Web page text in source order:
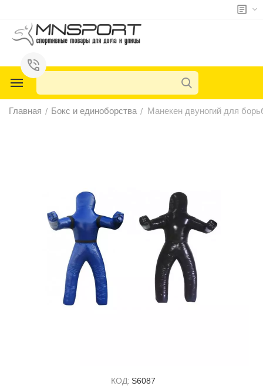
Главная / Бокс и единоборства / Манекен двуногий для
КОД: S6087